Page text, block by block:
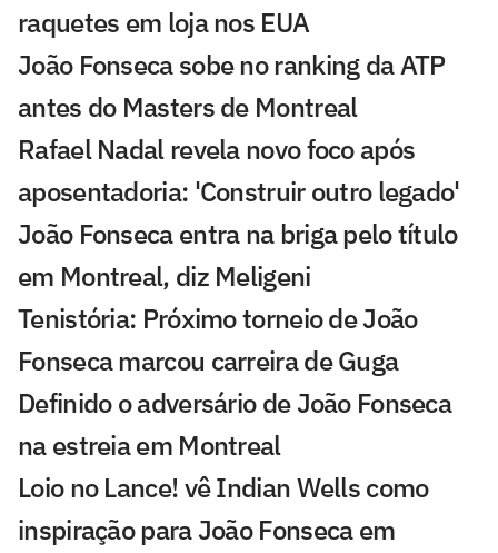
raquetes em loja nos EUA
João Fonseca sobe no ranking da ATP
antes do Masters de Montreal
Rafael Nadal revela novo foco após
aposentadoria: 'Construir outro legado'
João Fonseca entra na briga pelo título
em Montreal, diz Meligeni
Tenistória: Próximo torneio de João
Fonseca marcou carreira de Guga
Definido o adversário de João Fonseca
na estreia em Montreal
Loio no Lance! vê Indian Wells como
inspiração para João Fonseca em